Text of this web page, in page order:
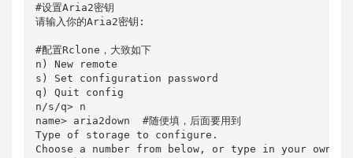
#设置Aria2密钥
请输入你的Aria2密钥:
#配置Rclone，大致如下
n) New remote
s) Set configuration password
q) Quit config
n/s/q> n
name> aria2down  #随便填，后面要用到
Type of storage to configure.
Choose a number from below, or type in your own